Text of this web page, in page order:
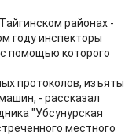
районах -
году инспекторы
помощью которого
протоколов, изъяты
- рассказал
"Убсунурская
местного